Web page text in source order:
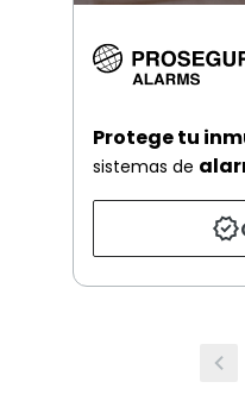
Protege tu
sistemas de